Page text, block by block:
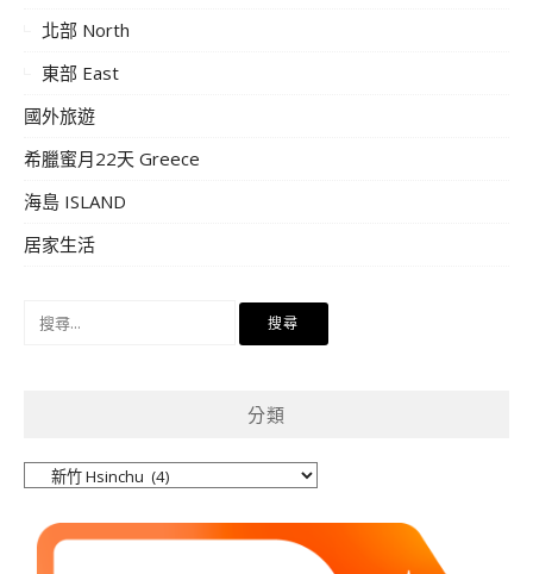
北部 North
東部 East
國外旅遊
希臘蜜月22天 Greece
海島 ISLAND
居家生活
分類